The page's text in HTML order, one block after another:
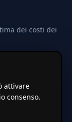
dei costi dei
Non
attivare
consenso.